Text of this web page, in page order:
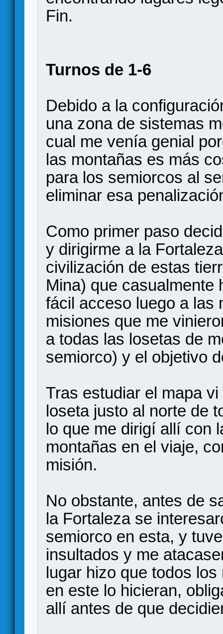
Fin.
Turnos de 1-6
Debido a la
una zona de sistemas
cual me venía genial
las montañas es más
para los semiorcos al
eliminar esa
Como primer paso
y dirigirme a la
civilización de estas
Mina) que
fácil acceso luego a las
misiones que me
a todas las losetas de
semiorco) y el objetivo
Tras estudiar el mapa
loseta justo al norte de
lo que me dirigí allí con
montañas en el viaje,
misión.
No obstante, antes de
la Fortaleza se
semiorco en esta, y
insultados y me
lugar hizo que todos
en este lo hicieran,
allí antes de que